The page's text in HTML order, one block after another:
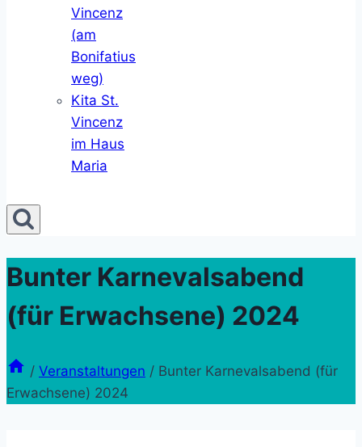
Vincenz
(am
Bonifatius
weg)
Kita St.
Vincenz
im Haus
Maria
Bunter Karnevalsabend
(für Erwachsene) 2024
/ Veranstaltungen / Bunter Karnevalsabend (für
Erwachsene) 2024